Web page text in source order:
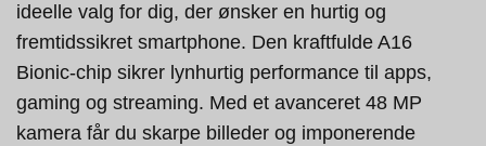
ideelle valg for dig, der ønsker en hurtig og
fremtidssikret smartphone. Den kraftfulde A16
Bionic-chip sikrer lynhurtig performance til apps,
gaming og streaming. Med et avanceret 48 MP
kamera får du skarpe billeder og imponerende